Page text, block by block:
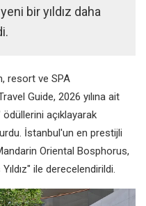
bir yıldız daha
resort ve SPA
Guide, 2026 yılına ait
açıklayarak
İstanbul'un en prestijli
Oriental Bosphorus,
ile derecelendirildi.